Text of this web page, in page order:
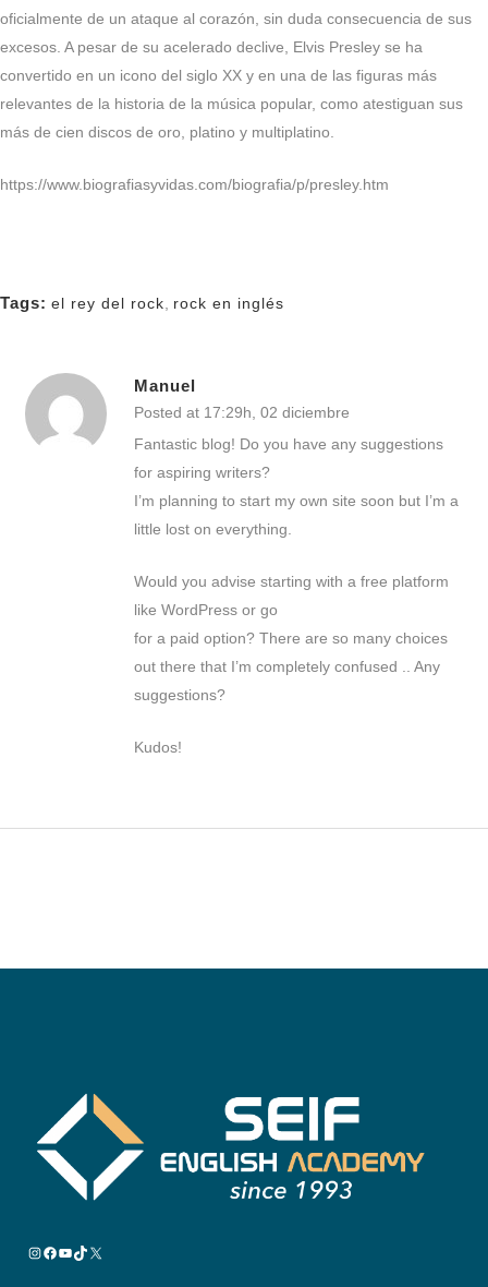
oficialmente de un ataque al corazón, sin duda consecuencia de sus
excesos. A pesar de su acelerado declive, Elvis Presley se ha
convertido en un icono del siglo XX y en una de las figuras más
relevantes de la historia de la música popular, como atestiguan sus
más de cien discos de oro, platino y multiplatino.
https://www.biografiasyvidas.com/biografia/p/presley.htm
Tags: el rey del rock rock en inglés
Manuel
Posted at 17:29h, 02 diciembre
Fantastic blog! Do you have any suggestions
for aspiring writers?
I’m planning to start my own site soon but I’m a
little lost on everything.
Would you advise starting with a free platform
like WordPress or go
for a paid option? There are so many choices
out there that I’m completely confused .. Any
suggestions?
Kudos!
INSTAGRAM
FACEBOOK
YOUTUBE
TIKTOK
X